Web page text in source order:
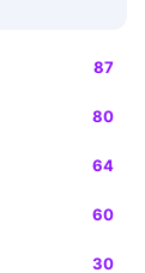
87
80
64
60
30